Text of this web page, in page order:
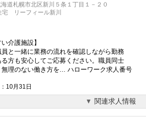
道札幌市北区新川５条１丁目１－２０
宅 リーフィール新川
介護施設】
と一緒に業務の流れを確認しながら勤務
方も安心してご応募ください。職員同士
理のない働き方を... ハローワーク求人番号
10月31日
関連求人情報